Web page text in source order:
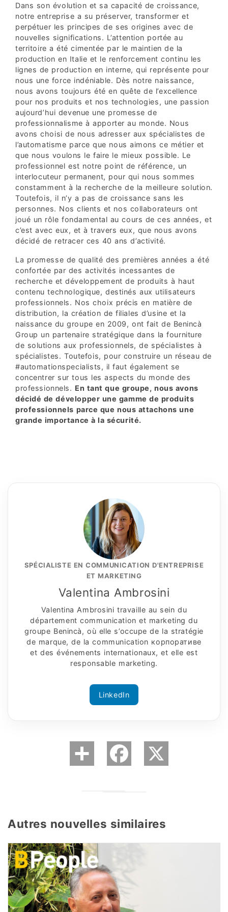
Dans son évolution et sa capacité de croissance,
notre entreprise a su préserver, transformer et
perpétuer les principes de ses origines avec de
nouvelles significations. L’attention portée au
territoire a été cimentée par le maintien de la
production en Italie et le renforcement continu les
lignes de production en interne, qui représente pour
nous une force indéniable. Dès notre naissance,
nous avons toujours été en quête de l’excellence
pour nos produits et nos technologies, une passion
aujourd’hui devenue une promesse de
professionnalisme à apporter au monde. Nous
avons choisi de nous adresser aux spécialistes de
l’automatisme parce que nous aimons ce métier et
que nous voulons le faire le mieux possible. Le
professionnel est notre point de référence, un
interlocuteur permanent, pour qui nous sommes
constamment à la recherche de la meilleure solution.
Toutefois, il n’y a pas de croissance sans les
personnes. Nos clients et nos collaborateurs ont
joué un rôle fondamental au cours de ces années, et
c’est avec eux, et à travers eux, que nous avons
décidé de retracer ces 40 ans d’activité.
La promesse de qualité des premières années a été
confortée par des activités incessantes de
recherche et développement de produits à haut
contenu technologique, destinés aux utilisateurs
professionnels. Nos choix précis en matière de
distribution, la création de filiales d’usine et la
naissance du groupe en 2009, ont fait de Benincà
Group un partenaire stratégique dans la fourniture
de solutions aux professionnels, de spécialistes à
spécialistes. Toutefois, pour construire un réseau de
#automationspecialists, il faut également se
concentrer sur tous les aspects du monde des
professionnels. En tant que groupe, nous avons
décidé de développer une gamme de produits
professionnels parce que nous attachons une
grande importance à la sécurité.
SPÉCIALISTE EN COMMUNICATION D'ENTREPRISE
ET MARKETING
Valentina Ambrosini
Valentina Ambrosini travaille au sein du
département communication et marketing du
groupe Benincà, où elle s’occupe de la stratégie
de marque, de la communication корпоративe
et des événements internationaux, et elle est
responsable marketing.
LinkedIn
Autres nouvelles similaires